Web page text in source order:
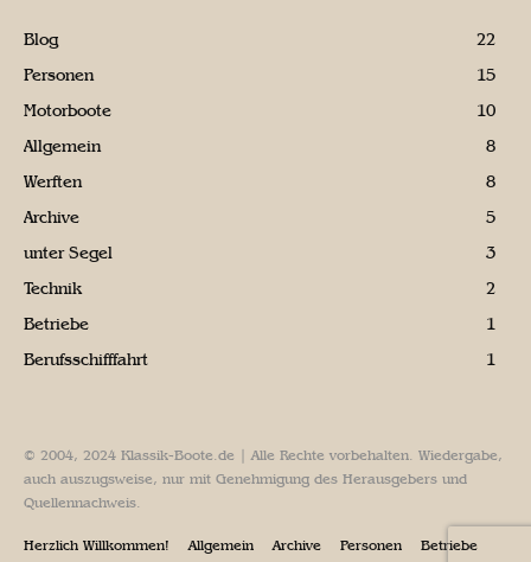
Blog
22
Personen
15
Motorboote
10
Allgemein
8
Werften
8
Archive
5
unter Segel
3
Technik
2
Betriebe
1
Berufsschifffahrt
1
© 2004, 2024 Klassik-Boote.de | Alle Rechte vorbehalten. Wiedergabe,
auch auszugsweise, nur mit Genehmigung des Herausgebers und
Quellennachweis.
Herzlich Willkommen! Allgemein Archive Personen
Betriebe